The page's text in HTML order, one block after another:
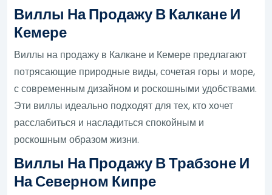
Виллы На Продажу В Калкане И
Кемере
Виллы на продажу в Калкане и Кемере предлагают
потрясающие природные виды, сочетая горы и море,
с современным дизайном и роскошными удобствами.
Эти виллы идеально подходят для тех, кто хочет
расслабиться и насладиться спокойным и
роскошным образом жизни.
Виллы На Продажу В Трабзоне И
На Северном Кипре